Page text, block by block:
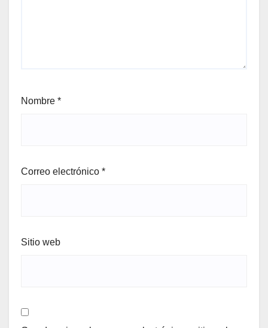
Nombre *
Correo electrónico *
Sitio web